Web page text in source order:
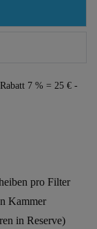
7 % = 25 € -
pro Filter
Kammer
in Reserve)